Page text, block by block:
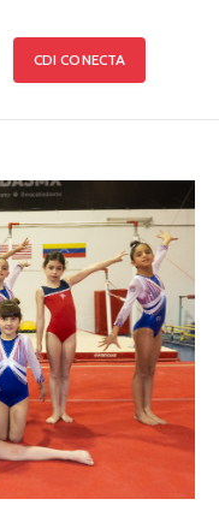
CDI CONECTA